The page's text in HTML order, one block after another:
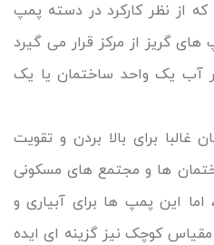
از نظر کارکرد در دسته پمپ
گریز از مرکز قرار می گیرد
آب یک واحد ساختمان یا یک
برای بالا بردن و تقویت
ها و مجتمع های مسکونی
اما این پمپ ها برای آبیاری و
مقیاس کوچک نیز گزینه ای ایده